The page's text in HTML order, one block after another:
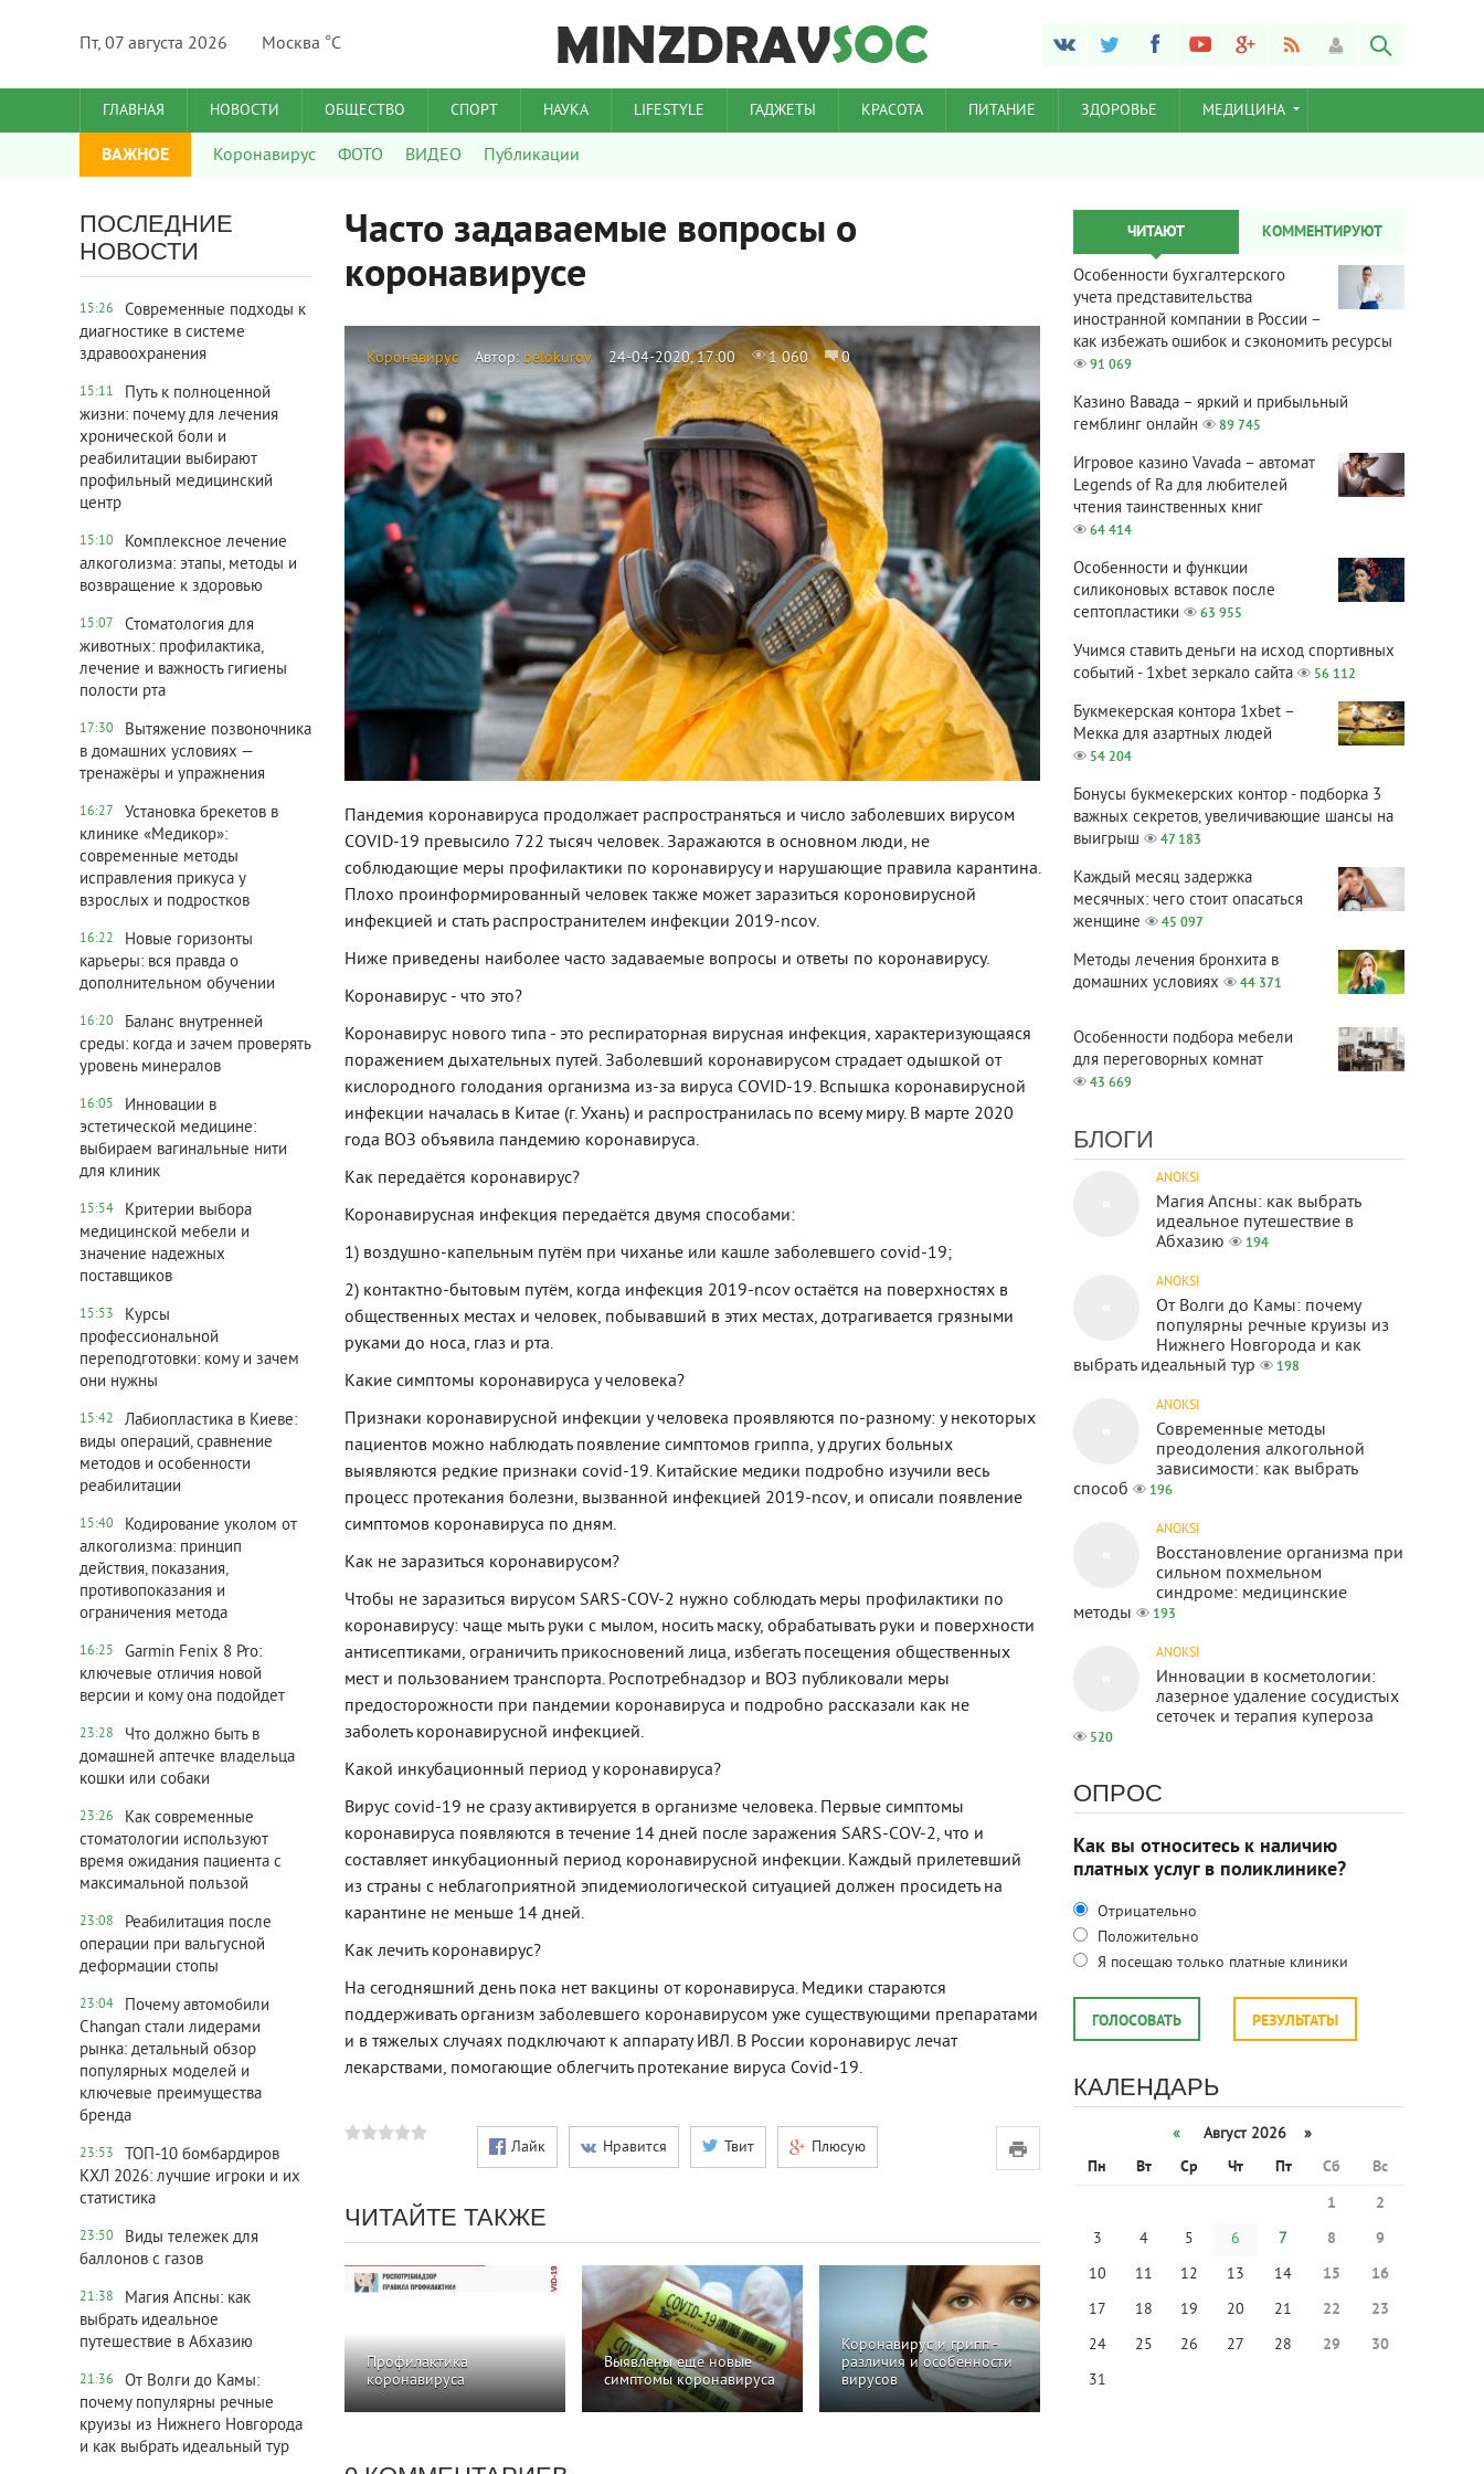
Пт, 07 августа 2026 Москва °C
ГЛАВНАЯ НОВОСТИ ОБЩЕСТВО СПОРТ НАУКА LIFESTYLE ГАДЖЕТЫ КРАСОТА ПИТАНИЕ ЗДОРОВЬЕ МЕДИЦИНА
ВАЖНОЕ Коронавирус ФОТО ВИДЕО Публикации
ПОСЛЕДНИЕ
НОВОСТИ
15:26
Современные подходы к
диагностике в системе
здравоохранения
15:11
Путь к полноценной
жизни: почему для лечения
хронической боли и
реабилитации выбирают
профильный медицинский
центр
15:10
Комплексное лечение
алкоголизма: этапы, методы и
возвращение к здоровью
15:07
Стоматология для
животных: профилактика,
лечение и важность гигиены
полости рта
17:30
Вытяжение позвоночника
в домашних условиях —
тренажёры и упражнения
16:27
Установка брекетов в
клинике «Медикор»:
современные методы
исправления прикуса у
взрослых и подростков
16:22
Новые горизонты
карьеры: вся правда о
дополнительном обучении
16:20
Баланс внутренней
среды: когда и зачем проверять
уровень минералов
16:05
Инновации в
эстетической медицине:
выбираем вагинальные нити
для клиник
15:54
Критерии выбора
медицинской мебели и
значение надежных
поставщиков
15:53
Курсы
профессиональной
переподготовки: кому и зачем
они нужны
15:42
Лабиопластика в Киеве:
виды операций, сравнение
методов и особенности
реабилитации
15:40
Кодирование уколом от
алкоголизма: принцип
действия, показания,
противопоказания и
ограничения метода
16:25
Garmin Fenix 8 Pro:
ключевые отличия новой
версии и кому она подойдет
23:28
Что должно быть в
домашней аптечке владельца
кошки или собаки
23:26
Как современные
стоматологии используют
время ожидания пациента с
максимальной пользой
23:08
Реабилитация после
операции при вальгусной
деформации стопы
23:04
Почему автомобили
Changan стали лидерами
рынка: детальный обзор
популярных моделей и
ключевые преимущества
бренда
23:53
ТОП-10 бомбардиров
КХЛ 2026: лучшие игроки и их
статистика
23:50
Виды тележек для
баллонов с газов
21:38
Магия Апсны: как
выбрать идеальное
путешествие в Абхазию
21:36
От Волги до Камы:
почему популярны речные
круизы из Нижнего Новгорода
и как выбрать идеальный тур
Часто задаваемые вопросы о
коронавирусе
Коронавирус Автор: belokurov 24-04-2020, 17:00 1 060 0
Пандемия коронавируса продолжает распространяться и число заболевших вирусом
COVID-19 превысило 722 тысяч человек. Заражаются в основном люди, не
соблюдающие меры профилактики по коронавирусу и нарушающие правила карантина.
Плохо проинформированный человек также может заразиться короновирусной
инфекцией и стать распространителем инфекции 2019-ncov.
Ниже приведены наиболее часто задаваемые вопросы и ответы по коронавирусу.
Коронавирус - что это?
Коронавирус нового типа - это респираторная вирусная инфекция, характеризующаяся
поражением дыхательных путей. Заболевший коронавирусом страдает одышкой от
кислородного голодания организма из-за вируса COVID-19. Вспышка коронавирусной
инфекции началась в Китае (г. Ухань) и распространилась по всему миру. В марте 2020
года ВОЗ объявила пандемию коронавируса.
Как передаётся коронавирус?
Коронавирусная инфекция передаётся двумя способами:
1) воздушно-капельным путём при чиханье или кашле заболевшего covid-19;
2) контактно-бытовым путём, когда инфекция 2019-ncov остаётся на поверхностях в
общественных местах и человек, побывавший в этих местах, дотрагивается грязными
руками до носа, глаз и рта.
Какие симптомы коронавируса у человека?
Признаки коронавирусной инфекции у человека проявляются по-разному: у некоторых
пациентов можно наблюдать появление симптомов гриппа, у других больных
выявляются редкие признаки covid-19. Китайские медики подробно изучили весь
процесс протекания болезни, вызванной инфекцией 2019-ncov, и описали появление
симптомов коронавируса по дням.
Как не заразиться коронавирусом?
Чтобы не заразиться вирусом SARS-COV-2 нужно соблюдать меры профилактики по
коронавирусу: чаще мыть руки с мылом, носить маску, обрабатывать руки и поверхности
антисептиками, ограничить прикосновений лица, избегать посещения общественных
мест и пользованием транспорта. Роспотребнадзор и ВОЗ публиковали меры
предосторожности при пандемии коронавируса и подробно рассказали как не
заболеть коронавирусной инфекцией.
Какой инкубационный период у коронавируса?
Вирус covid-19 не сразу активируется в организме человека. Первые симптомы
коронавируса появляются в течение 14 дней после заражения SARS-COV-2, что и
составляет инкубационный период коронавирусной инфекции. Каждый прилетевший
из страны с неблагоприятной эпидемиологической ситуацией должен просидеть на
карантине не меньше 14 дней.
Как лечить коронавирус?
На сегодняшний день пока нет вакцины от коронавируса. Медики стараются
поддерживать организм заболевшего коронавирусом уже существующими препаратами
и в тяжелых случаях подключают к аппарату ИВЛ. В России коронавирус лечат
лекарствами, помогающие облегчить протекание вируса Covid-19.
Лайк Нравится Твит Плюсую
ЧИТАЙТЕ ТАКЖЕ
Профилактика
коронавируса
Выявлены еще новые
симптомы коронавируса
Коронавирус и грипп -
различия и особенности
вирусов
ЧИТАЮТ КОММЕНТИРУЮТ
Особенности бухгалтерского
учета представительства
иностранной компании в России –
как избежать ошибок и сэкономить ресурсы
91 069
Казино Вавада – яркий и прибыльный
гемблинг онлайн
89 745
Игровое казино Vavada – автомат
Legends of Ra для любителей
чтения таинственных книг
64 414
Особенности и функции
силиконовых вставок после
септопластики
63 955
Учимся ставить деньги на исход спортивных
событий - 1xbet зеркало сайта
56 112
Букмекерская контора 1xbet –
Мекка для азартных людей
54 204
Бонусы букмекерских контор - подборка 3
важных секретов, увеличивающие шансы на
выигрыш
47 183
Каждый месяц задержка
месячных: чего стоит опасаться
женщине
45 097
Методы лечения бронхита в
домашних условиях
44 371
Особенности подбора мебели
для переговорных комнат
43 669
БЛОГИ
ANOKSI
Магия Апсны: как выбрать
идеальное путешествие в
Абхазию
194
ANOKSI
От Волги до Камы: почему
популярны речные круизы из
Нижнего Новгорода и как
выбрать идеальный тур
198
ANOKSI
Современные методы
преодоления алкогольной
зависимости: как выбрать
способ
196
ANOKSI
Восстановление организма при
сильном похмельном
синдроме: медицинские
методы
193
ANOKSI
Инновации в косметологии:
лазерное удаление сосудистых
сеточек и терапия купероза
520
ОПРОС
Как вы относитесь к наличию
платных услуг в поликлинике?
Отрицательно
Положительно
Я посещаю только платные клиники
ГОЛОСОВАТЬ РЕЗУЛЬТАТЫ
КАЛЕНДАРЬ
«
Август 2026 »
Пн
Вт Ср Чт Пт Сб
Вс
1
2
3
4 5 6 7 8
9
10
11 12 13 14 15
16
17
18 19 20 21 22
23
24
25 26 27 28 29
30
31